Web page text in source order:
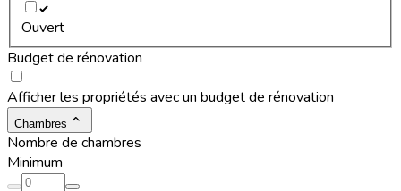
Ouvert
Budget de rénovation
Afficher les propriétés avec un budget de rénovation
Chambres
Nombre de chambres
Minimum